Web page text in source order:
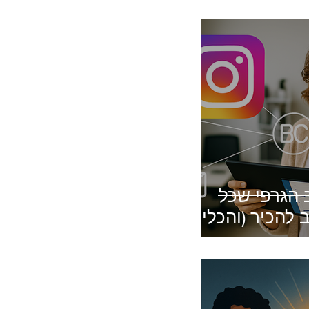
הגרפי שכל
להכיר (והכלי